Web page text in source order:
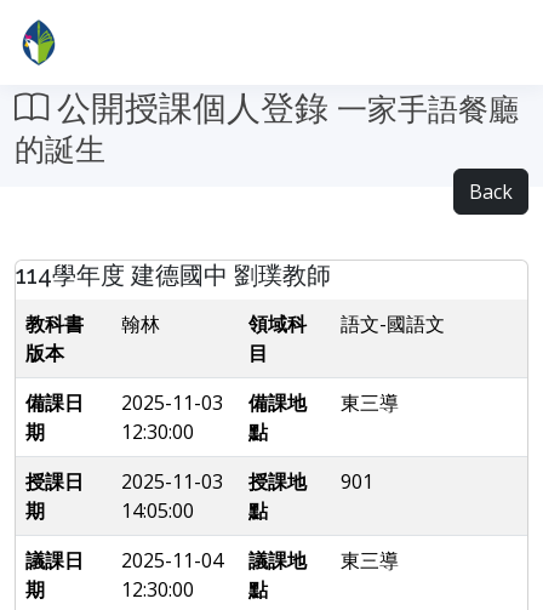
公開授課個人登錄 一家手語餐廳
的誕生
Back
114學年度 建德國中 劉璞教師
教科書
版本
翰林
領域科
目
語文-國語文
備課日
期
2025-11-03
12:30:00
備課地
點
東三導
授課日
期
2025-11-03
14:05:00
授課地
點
901
議課日
期
2025-11-04
12:30:00
議課地
點
東三導